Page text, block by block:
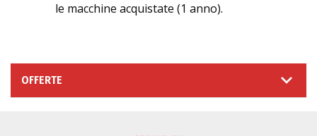
le macchine acquistate (1 anno).
OFFERTE